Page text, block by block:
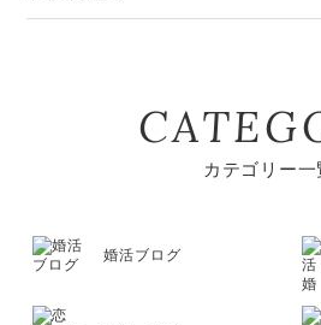
カテゴリー一
婚活ブログ